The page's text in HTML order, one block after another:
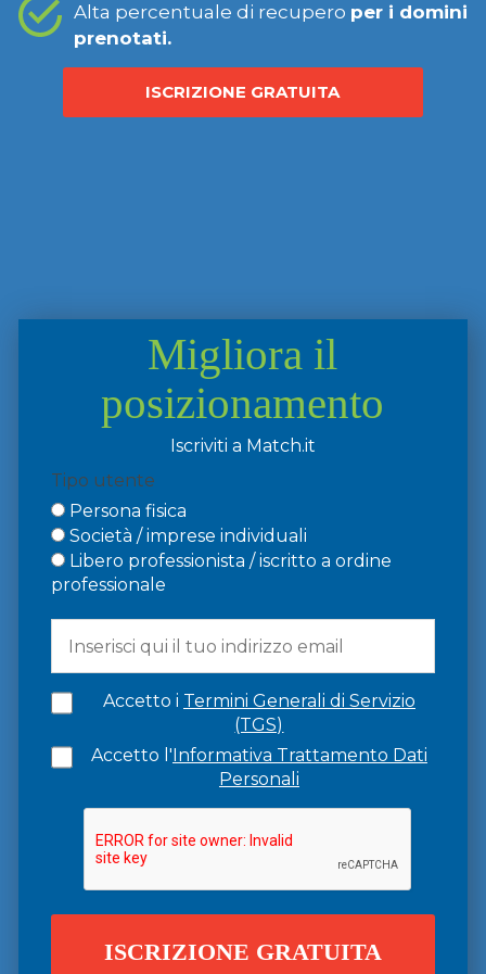
Alta percentuale di recupero per i domini
prenotati.
ISCRIZIONE GRATUITA
Migliora il
posizionamento
Iscriviti a Match.it
Tipo utente
Persona fisica
Società / imprese individuali
Libero professionista / iscritto a ordine
professionale
Accetto i Termini Generali di Servizio
(TGS)
Accetto l'Informativa Trattamento Dati
Personali